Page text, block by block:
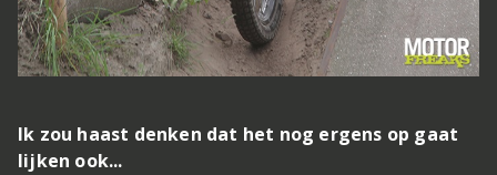
Ik zou haast denken dat het nog ergens op gaat
lijken ook...